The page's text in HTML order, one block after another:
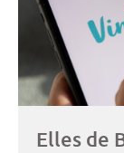
Elles de